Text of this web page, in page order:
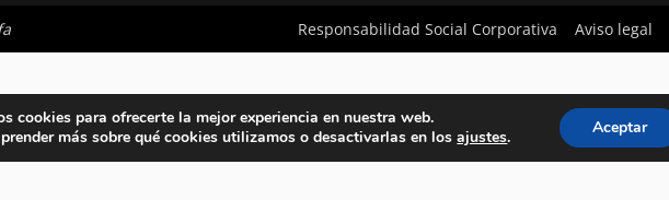
Responsabilidad Social Corporativa Aviso legal
cookies para ofrecerte la mejor experiencia en nuestra web.
más sobre qué cookies utilizamos o desactivarlas en losajustes. Aceptar